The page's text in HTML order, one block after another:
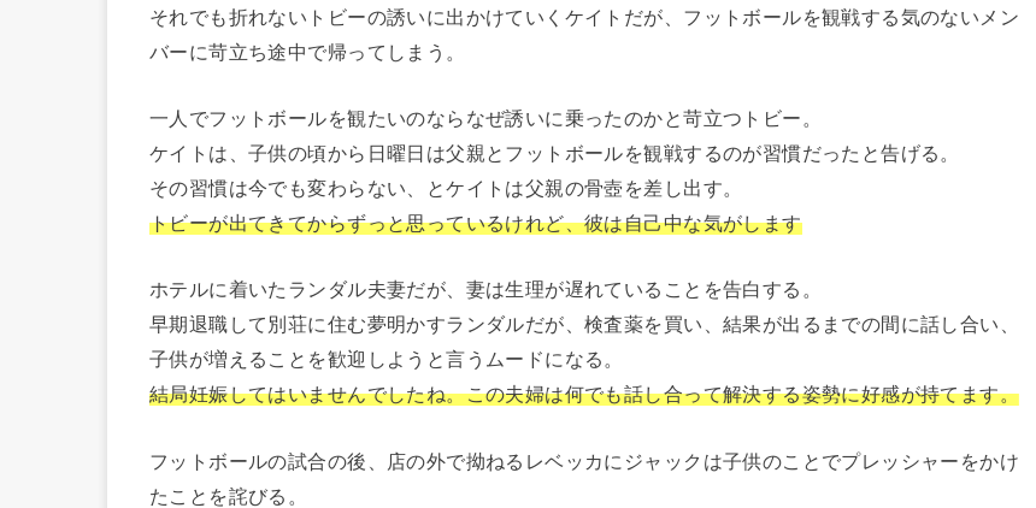
それでも折れないトビーの誘いに出かけていくケイトだが、フットボールを観戦する気のないメン
バーに苛立ち途中で帰ってしまう。
一人でフットボールを観たいのならなぜ誘いに乗ったのかと苛立つトビー。
ケイトは、子供の頃から日曜日は父親とフットボールを観戦するのが習慣だったと告げる。
その習慣は今でも変わらない、とケイトは父親の骨壺を差し出す。
トビーが出てきてからずっと思っているけれど、彼は自己中な気がします
ホテルに着いたランダル夫妻だが、妻は生理が遅れていることを告白する。
早期退職して別荘に住む夢明かすランダルだが、検査薬を買い、結果が出るまでの間に話し合い、
子供が増えることを歓迎しようと言うムードになる。
結局妊娠してはいませんでしたね。この夫婦は何でも話し合って解決する姿勢に好感が持てます。
フットボールの試合の後、店の外で拗ねるレベッカにジャックは子供のことでプレッシャーをかけ
たことを詫びる。